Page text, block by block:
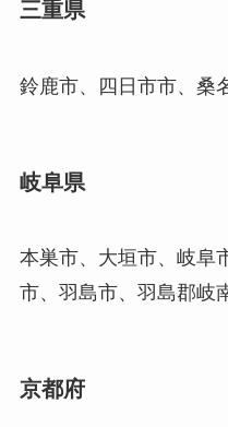
三重県
鈴鹿市、四日市市、桑
岐阜県
本巣市、大垣市、岐阜
市、羽島市、羽島郡岐
京都府